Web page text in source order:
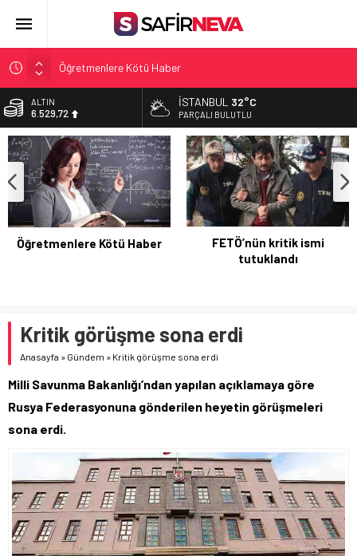
Öğretmenlere Kötü Haber
FETÖ’nün kritik ismi tutuklandı
Son dakika… İstanbul’da trafik felç
Yunanistan Başbakanı Çipras Türkiye’ye gelecek
Açlık Sınırı Açıklandı
ALTIN
6.529,72
BİST
13.703,13
DOLAR
47,5844
EURO
İSTANBUL 32°C
PARÇALI BULUTLU
Öğretmenlere Kötü Haber
FETÖ’nün kritik ismi
tutuklandı
Kritik görüşme sona erdi
Anasayfa » Gündem » Kritik görüşme sona erdi
Milli Savunma Bakanlığı’ndan yapılan açıklamaya göre
Rusya Federasyonuna gönderilen heyetin görüşmeleri
sona erdi.